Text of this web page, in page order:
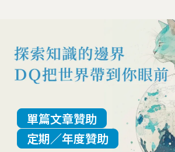
單篇文章贊助
定期／年度贊助